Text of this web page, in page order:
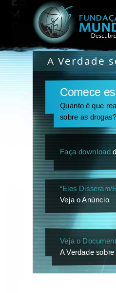
A Verdade
Comece
Quanto é que
sobre as drogas?
Faça download
“Eles Disseram/
Veja o Anúncio
Veja o
A Verdade